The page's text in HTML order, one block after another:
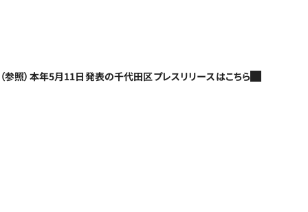
（参照）本年5月11日発表の千代田区プレスリリースはこちら